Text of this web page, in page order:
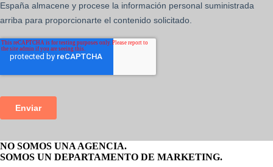
NO SOMOS UNA AGENCIA.
SOMOS UN DEPARTAMENTO DE MARKETING.